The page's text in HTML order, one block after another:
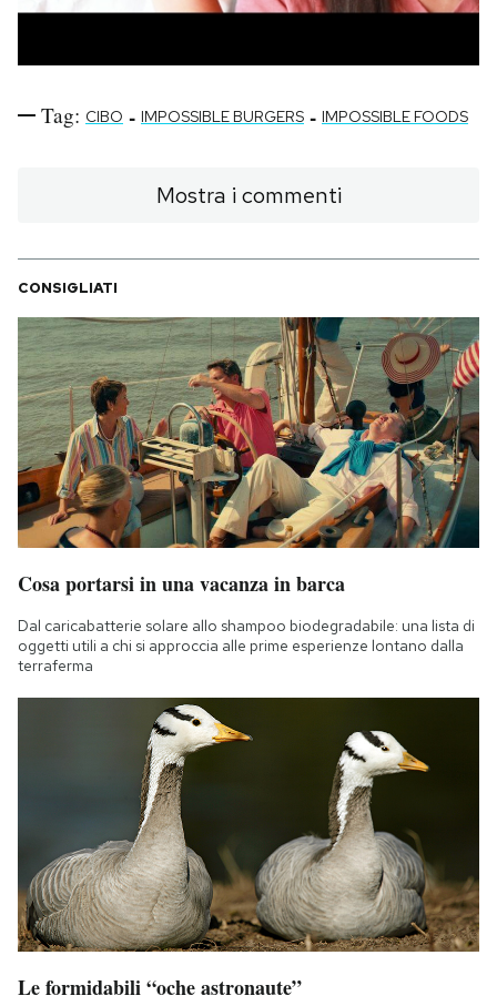
Tag: CIBO - IMPOSSIBLE BURGERS - IMPOSSIBLE FOODS
Mostra i commenti
CONSIGLIATI
Cosa portarsi in una vacanza in barca
Dal caricabatterie solare allo shampoo biodegradabile: una lista di
oggetti utili a chi si approccia alle prime esperienze lontano dalla
terraferma
Le formidabili “oche astronaute”